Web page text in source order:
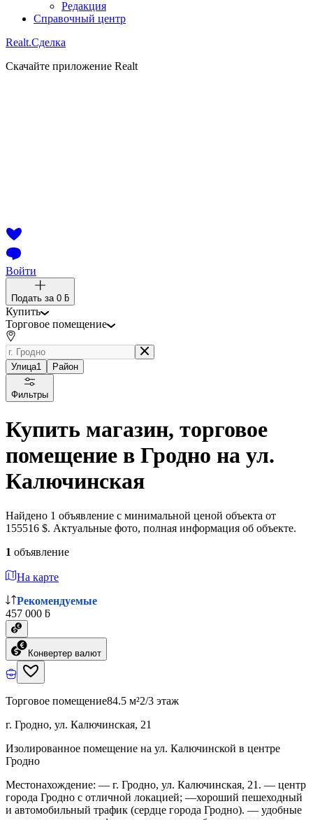
Редакция
Справочный центр
Realt.Сделка
Скачайте приложение Realt
Войти
Подать за 0 ƃ
Купить
Торговое помещение
Улица1 Район
Фильтры
Купить магазин, торговое
помещение в Гродно на ул.
Калючинская
Найдено 1 объявление с минимальной ценой объекта от
155516 $. Актуальные фото, полная информация об объекте.
1 объявление
На карте
Рекомендуемые
457 000 ƃ
Конвертер валют
Торговое помещение84.5 м²2/3 этаж
г. Гродно, ул. Калючинская, 21
Изолированное помещение на ул. Калючинской в центре
Гродно
Местонахождение: — г. Гродно, ул. Калючинская, 21. — центр
города Гродно с отличной локацией; —хороший пешеходный
и автомобильный трафик (сердце города Гродно). — удобные